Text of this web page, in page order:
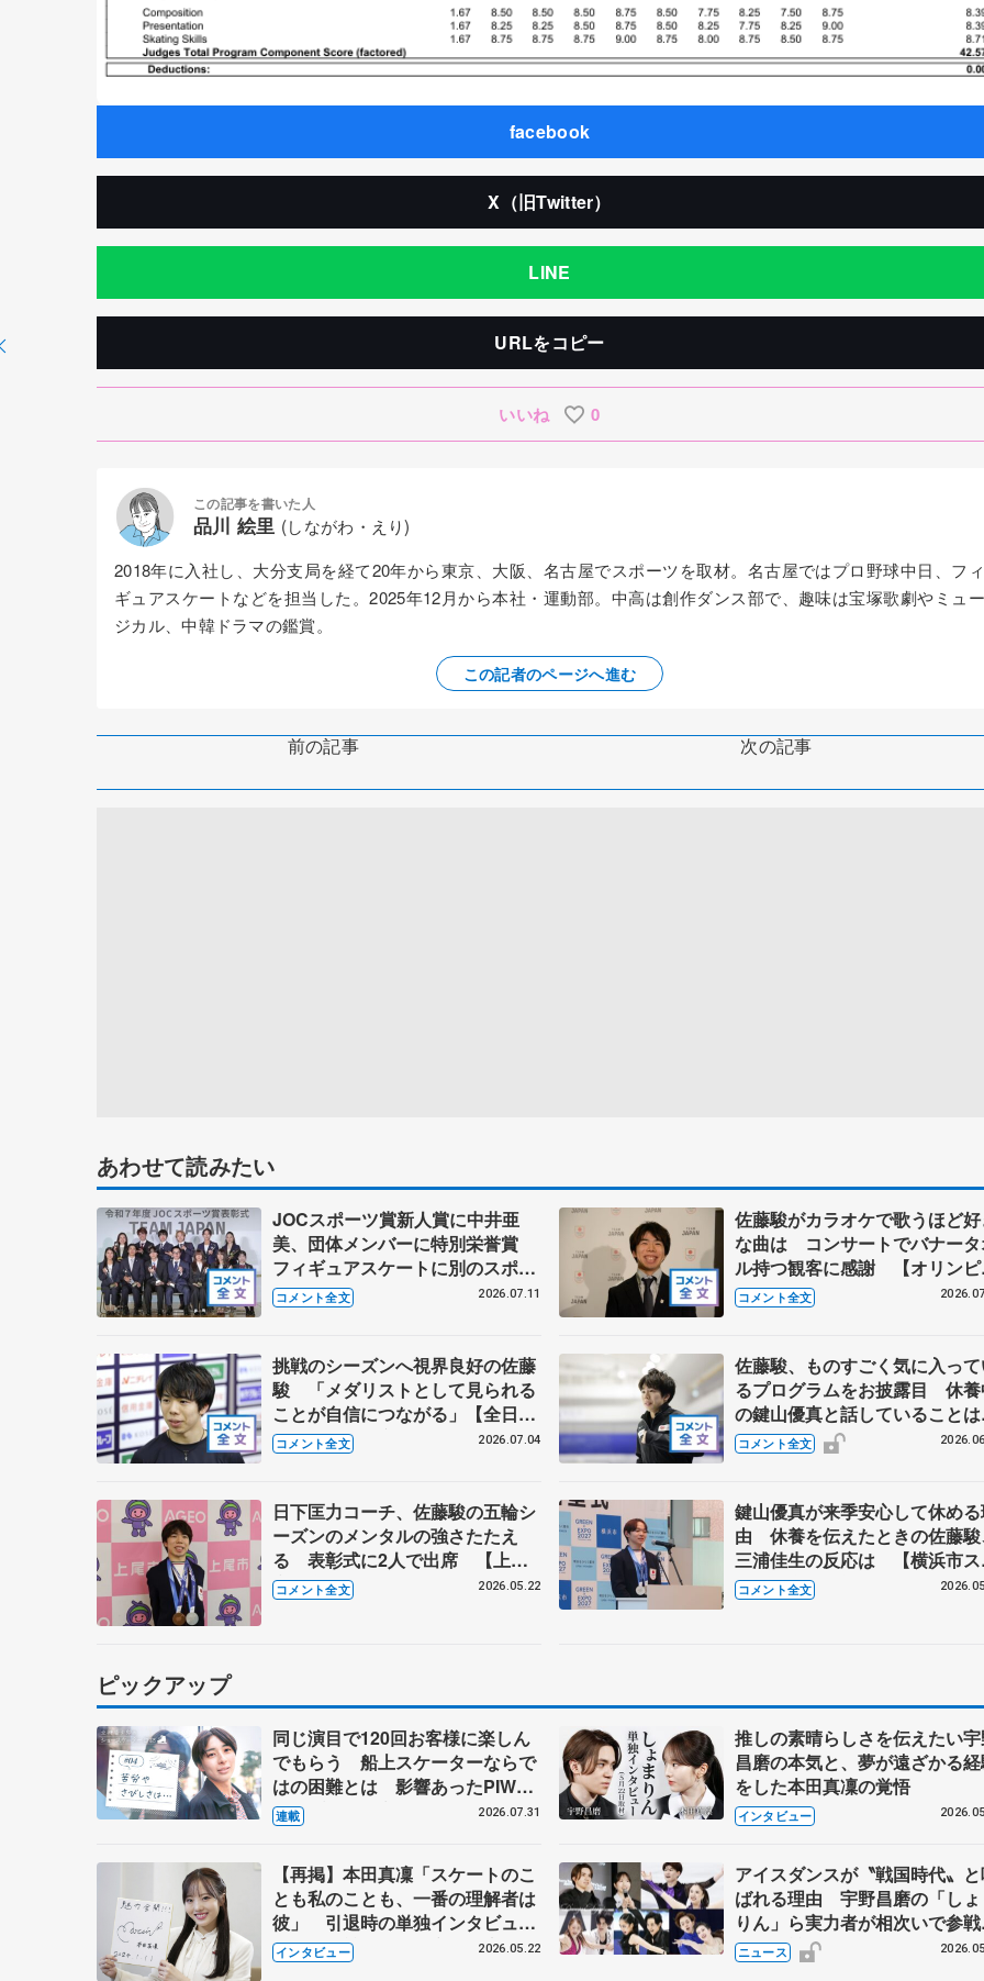
facebook
X（旧Twitter）
LINE
URLをコピー
いいね 0
この記事を書いた人
品川 絵里 (しながわ・えり)
2018年に入社し、大分支局を経て20年から東京、大阪、名古屋でスポーツを取材。名古屋ではプロ野球中日、フ
ギュアスケートなどを担当した。2025年12月から本社・運動部。中高は創作ダンス部で、趣味は宝塚歌劇やミュ
ジカル、中韓ドラマの鑑賞。
この記者のページへ進む
前の記事 次の記事
あわせて読みたい
JOCスポーツ賞新人賞に中井亜
美、団体メンバーに特別栄誉賞
フィギュアスケートに別のスポー
ツを組み合わせるなら？ 【JOC
スポーツ賞表彰式】
コメント全文 2026.07.11
佐藤駿がカラオケで歌うほど
な曲は コンサートでバナータ
ル持つ観客に感謝 【オリンピ
クコンサート】
コメント全文
挑戦のシーズンへ視界良好の佐藤
駿 「メダリストとして見られる
ことが自信につながる」【全日本
シニア強化合宿】
コメント全文 2026.07.04
佐藤駿、ものすごく気に入っ
るプログラムをお披露目 休養
の鍵山優真と話していること
【ドリーム・オン・アイス
コメント全文
日下匡力コーチ、佐藤駿の五輪シ
ーズンのメンタルの強さたたえ
る 表彰式に2人で出席 【上尾
市栄誉賞】
コメント全文 2026.05.22
鍵山優真が来季安心して休め
由 休養を伝えたときの佐藤駿
三浦佳生の反応は 【横浜市ス
ーツ栄誉賞・神奈川県知事の
訪問】
コメント全文
ピックアップ
同じ演目で120回お客様に楽しん
でもらう 船上スケーターならで
はの困難とは 影響あったPIW前
キャプテン松永さんの存在
連載 2026.07.31
推しの素晴らしさを伝えたい
昌磨の本気と、夢が遠ざかる
をした本田真凜の覚悟
インタビュー
【再掲】本田真凜「スケートのこ
とも私のことも、一番の理解者は
彼」 引退時の単独インタビュー
で語った競技人生や家族、恋人、
これからの夢…
インタビュー 2026.05.22
アイスダンスが〝戦国時代〟
ばれる理由 宇野昌磨の「しょ
りん」ら実力者が相次いで参
国内の競争激化
ニュース